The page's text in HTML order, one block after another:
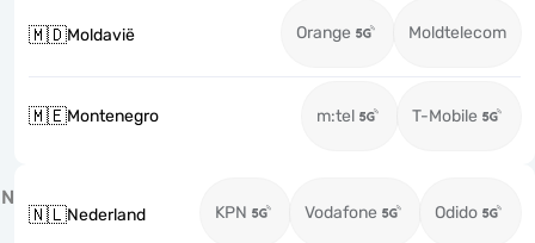
🇲🇩Moldavië Orange Moldtelecom
🇲🇪Montenegro m:tel T-Mobile
N
🇳🇱Nederland KPN Vodafone Odido